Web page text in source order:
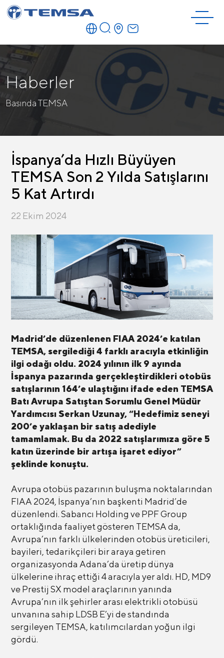
Haberler
Basında TEMSA
İspanya’da Hızlı Büyüyen
TEMSA Son 2 Yılda Satışlarını
5 Kat Artırdı
22 Ekim 2024
Madrid’de düzenlenen FIAA 2024’e katılan
TEMSA, sergilediği 4 farklı aracıyla etkinliğin
ilgi odağı oldu. 2024 yılının ilk 9 ayında
İspanya pazarında gerçekleştirdikleri otobüs
satışlarının 164’e ulaştığını ifade eden TEMSA
Batı Avrupa Satıştan Sorumlu Genel Müdür
Yardımcısı Serkan Uzunay, “Hedefimiz seneyi
200’e yaklaşan bir satış adediyle
tamamlamak. Bu da 2022 satışlarımıza göre 5
katın üzerinde bir artışa işaret ediyor”
şeklinde konuştu.
Avrupa otobüs pazarının buluşma noktalarından
FIAA 2024, İspanya’nın başkenti Madrid’de
düzenlendi. Sabancı Holding ve PPF Group
ortaklığında faaliyet gösteren TEMSA da,
Avrupa’nın farklı ülkelerinden otobüs üreticileri,
bayileri, tedarikçileri bir araya getiren
organizasyonda Adana’da üretip dünya
ülkelerine ihraç ettiği 4 aracıyla yer aldı. HD, MD9
ve Prestij SX model araçlarının yanında
Avrupa’nın ilk şehirler arası elektrikli otobüsü
unvanına sahip LDSB E’yi de standında
sergileyen TEMSA, katılımcılardan yoğun ilgi
gördü.